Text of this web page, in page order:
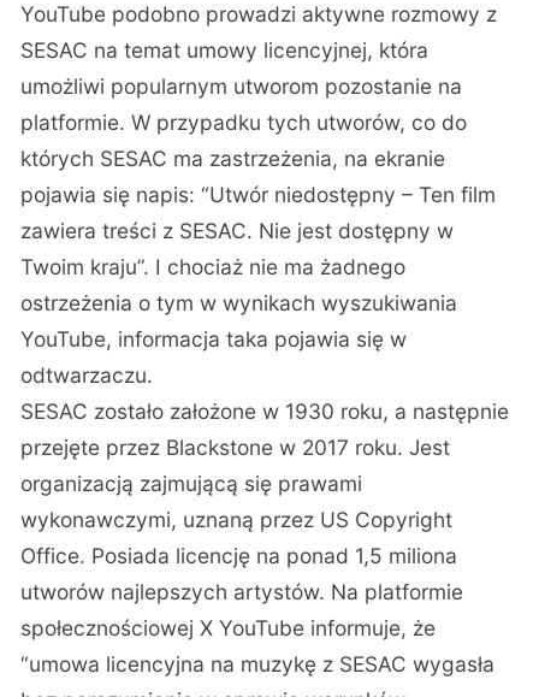
YouTube podobno prowadzi aktywne rozmowy z
SESAC na temat umowy licencyjnej, która
umożliwi popularnym utworom pozostanie na
platformie. W przypadku tych utworów, co do
których SESAC ma zastrzeżenia, na ekranie
pojawia się napis: “Utwór niedostępny – Ten film
zawiera treści z SESAC. Nie jest dostępny w
Twoim kraju”. I chociaż nie ma żadnego
ostrzeżenia o tym w wynikach wyszukiwania
YouTube, informacja taka pojawia się w
odtwarzaczu.
SESAC zostało założone w 1930 roku, a następnie
przejęte przez Blackstone w 2017 roku. Jest
organizacją zajmującą się prawami
wykonawczymi, uznaną przez US Copyright
Office. Posiada licencję na ponad 1,5 miliona
utworów najlepszych artystów. Na platformie
społecznościowej X YouTube informuje, że
“umowa licencyjna na muzykę z SESAC wygasła